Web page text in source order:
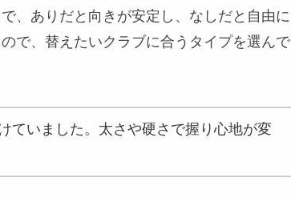
、ありだと向きが安定し、なしだと自由に
で、替えたいクラブに合うタイプを選んで
ていました。太さや硬さで握り心地が変